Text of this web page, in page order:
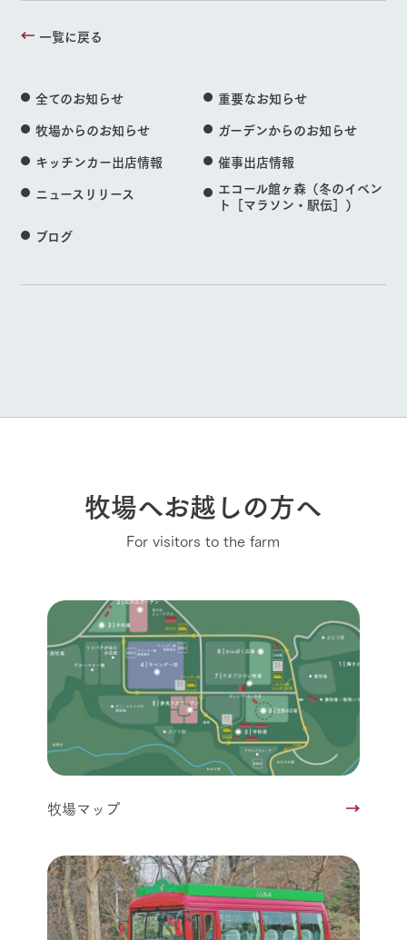
一覧に戻る
全てのお知らせ
重要なお知らせ
牧場からのお知らせ
ガーデンからのお知らせ
キッチンカー出店情報
催事出店情報
ニュースリリース
エコール館ヶ森（冬のイベン
ト［マラソン・駅伝］）
ブログ
牧場へお越しの方へ
For visitors to the farm
牧場マップ